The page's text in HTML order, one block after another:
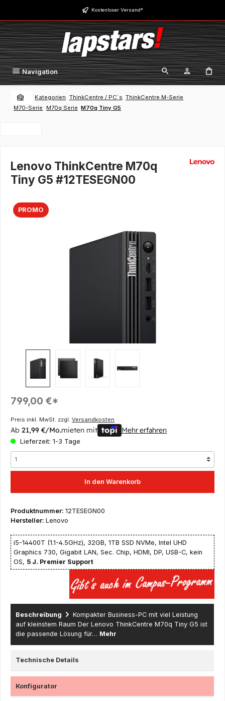
Zum Hauptinhalt springen Kostenloser Versand*
Navigation
Kategorien ThinkCentre / PC´s ThinkCentre M-Serie
M70-Serie
M70q Serie M70q Tiny G5
Lenovo ThinkCentre M70q
Tiny G5 #12TESEGN00
PROMO
Regulärer Preis:
799,00 €*
Preis inkl. MwSt. zzgl. Versandkosten
Ab 21,99 €/Mo.mieten mit Mehr erfahren
Lieferzeit: 1-3 Tage
In den Warenkorb
Produktnummer: 12TESEGN00
Hersteller: Lenovo
i5-14400T (1.1-4.5GHz), 32GB, 1TB SSD NVMe, Intel UHD
Graphics 730, Gigabit LAN, Sec. Chip, HDMI, DP, USB-C, kein
OS, 5 J. Premier Support
Beschreibung
Kompakter Business-PC mit viel Leistung
auf kleinstem Raum Der Lenovo ThinkCentre M70q Tiny G5 ist
die passende Lösung für… Mehr
Technische Details
Konfigurator